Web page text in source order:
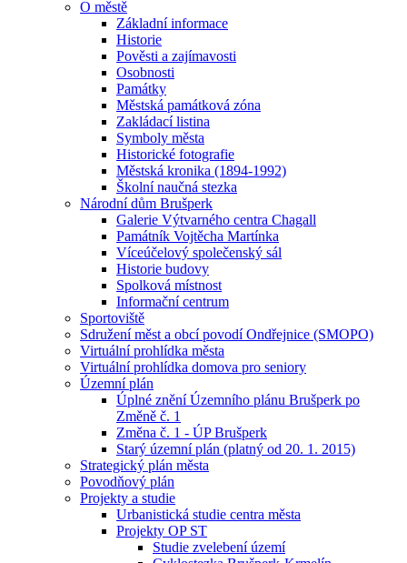
O městě
Základní informace
Historie
Pověsti a zajímavosti
Osobnosti
Památky
Městská památková zóna
Zakládací listina
Symboly města
Historické fotografie
Městská kronika (1894-1992)
Školní naučná stezka
Národní dům Brušperk
Galerie Výtvarného centra Chagall
Památník Vojtěcha Martínka
Víceúčelový společenský sál
Historie budovy
Spolková místnost
Informační centrum
Sportoviště
Sdružení měst a obcí povodí Ondřejnice (SMOPO)
Virtuální prohlídka města
Virtuální prohlídka domova pro seniory
Územní plán
Úplné znění Územního plánu Brušperk po
Změně č. 1
Změna č. 1 - ÚP Brušperk
Starý územní plán (platný od 20. 1. 2015)
Strategický plán města
Povodňový plán
Projekty a studie
Urbanistická studie centra města
Projekty OP ST
Studie zvelebení území